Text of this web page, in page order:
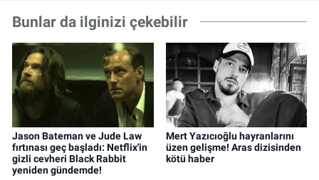
Bunlar da ilginizi çekebilir
Jason Bateman ve Jude Law
fırtınası geç başladı: Netflix'in
gizli cevheri Black Rabbit
yeniden gündemde!
Mert Yazıcıoğlu hayranlarını
üzen gelişme! Aras dizisinden
kötü haber